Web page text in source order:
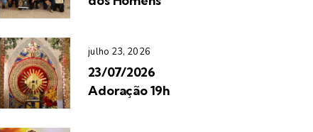
julho 23, 2026
23/07/2026
Adoração 19h